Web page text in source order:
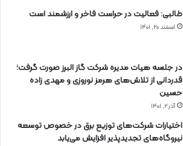
طالبی: فعالیت در حراست فاخر و ارزشمند است
اسفند ۲۰, ۱۴۰۱
در جلسه هیات مدیره شرکت گاز البرز صورت گرفت؛
قدردانی از تلاش‌های هرمز نوروزی و مهدی زاده
حسین
آذر ۲, ۱۴۰۱
اختیارات شرکت‌های توزیع برق در خصوص توسعه
نیروگاه‌های تجدیدپذیر افزایش می‌یابد